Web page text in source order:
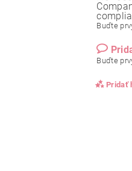
Buďte
Buďte
Pridať